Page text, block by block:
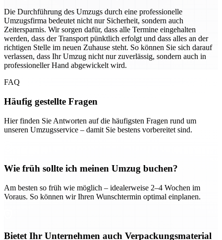
Die Durchführung des Umzugs durch eine professionelle
Umzugsfirma bedeutet nicht nur Sicherheit, sondern auch
Zeitersparnis. Wir sorgen dafür, dass alle Termine eingehalten
werden, dass der Transport pünktlich erfolgt und dass alles an der
richtigen Stelle im neuen Zuhause steht. So können Sie sich darauf
verlassen, dass Ihr Umzug nicht nur zuverlässig, sondern auch in
professioneller Hand abgewickelt wird.
FAQ
Häufig gestellte Fragen
Hier finden Sie Antworten auf die häufigsten Fragen rund um
unseren Umzugsservice – damit Sie bestens vorbereitet sind.
Wie früh sollte ich meinen Umzug buchen?
Am besten so früh wie möglich – idealerweise 2–4 Wochen im
Voraus. So können wir Ihren Wunschtermin optimal einplanen.
Bietet Ihr Unternehmen auch Verpackungsmaterial